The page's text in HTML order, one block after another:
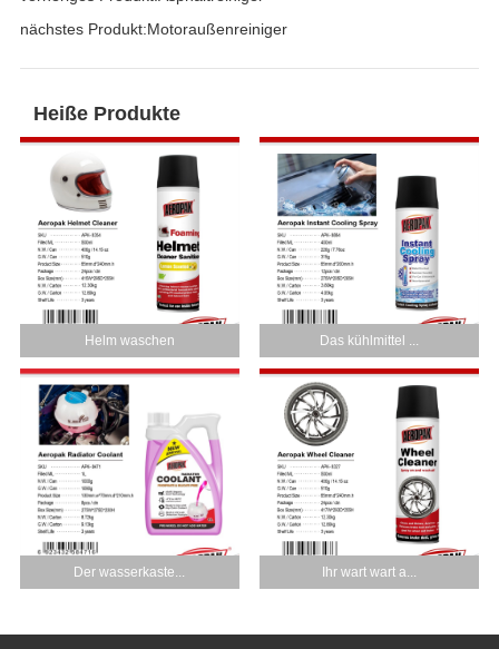
nächstes Produkt:Motoraußenreiniger
Heiße Produkte
Helm waschen Das kühlmittel ...
Der wasserkaste... Ihr wart wart a...